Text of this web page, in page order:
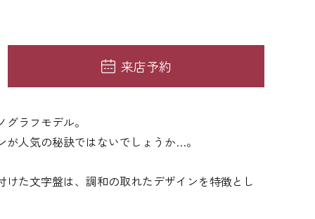
来店予約
ラフモデル。
人気の秘訣ではないでしょうか…。
た文字盤は、調和の取れたデザインを特徴とし